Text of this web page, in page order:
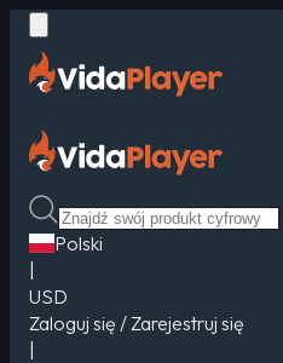
Polski
USD
Zaloguj się / Zarejestruj się